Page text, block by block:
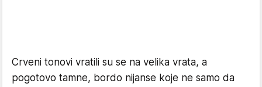
Crveni tonovi vratili su se na velika vrata, a
pogotovo tamne, bordo nijanse koje ne samo da